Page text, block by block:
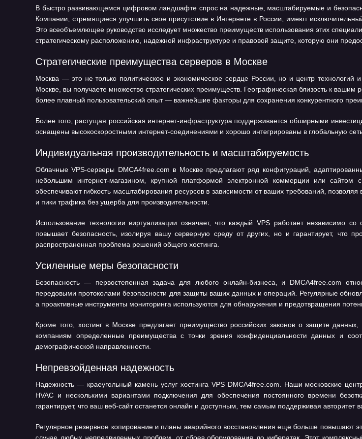
В быстро развивающемся цифровом ландшафте спрос на надежные, масштабируемые и
Компании, стремящиеся улучшить свое присутствие в Интернете в России, имеют
Это всеобъемлющее руководство исследует множество преимуществ использования этих
стратегическому расположению, надежной инфраструктуре и правовой защите, которую они
Стратегические преимущества серверов в Москве
Москва — это не только политическое и экономическое сердце России, но и центр
Москве, вы получаете множество стратегических преимуществ. Географическая близость к
более плавный пользовательский опыт — важнейшие факторы для сохранения конкурентного
Более того, растущая российская интернет-инфраструктура поддерживается обширными
оснащены высокоскоростными интернет-соединениями и хорошо интегрированы в глобальную
Индивидуальная производительность и масштабируемость
Облачные VPS-серверы DMCA4free.com в Москве предлагают ряд конфигураций,
небольшим интернет-магазином, крупной платформой электронной коммерции или
обеспечивают гибкость масштабирования ресурсов в зависимости от ваших требований,
и пики трафика без ущерба для производительности.
Использование технологии виртуализации означает, что каждый VPS работает независимо
повышает безопасность, изолируя вашу серверную среду от других, но и гарантирует, что
распространенная проблема решений общего хостинга.
Усиленные меры безопасности
Безопасность — первостепенная задача для любого онлайн-бизнеса, и DMCA4free.com
передовыми протоколами безопасности для защиты ваших данных и операций. Регулярные
а проактивные инструменты мониторинга используются для обнаружения и предотвращения
Кроме того, хостинг в Москве предлагает преимущество российских законов о защите
компаниям определенные преимущества с точки зрения конфиденциальности данных и
демографической направленности.
Непревзойденная надежность
Надежность — краеугольный камень услуг хостинга VPS DMCA4free.com. Наши московские
HVAC и несколькими вариантами подключения для обеспечения постоянного времени
гарантирует, что ваш веб-сайт останется онлайн и доступным, тем самым поддерживая авторитет
Регулярное резервное копирование и планы аварийного восстановления еще больше повышают